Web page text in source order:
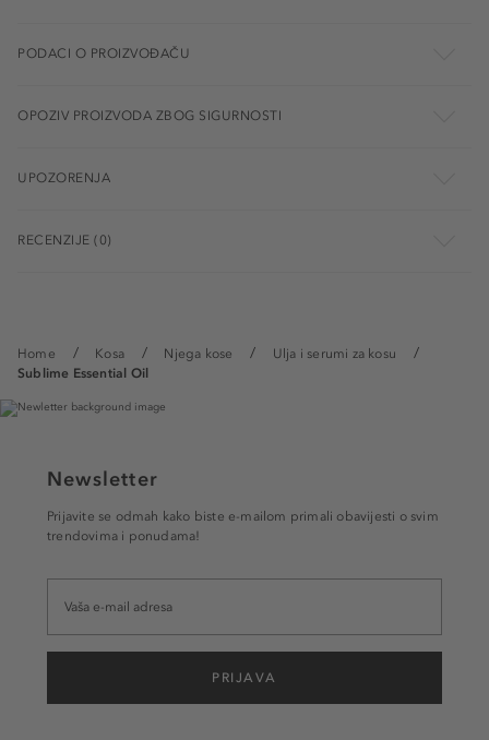
Home Kosa Njega kose
Ulja i serumi za kosu
Sublime Essential Oil
PODACI O PROIZVOĐAČU
OPOZIV PROIZVODA ZBOG SIGURNOSTI
UPOZORENJA
RECENZIJE (0)
Newsletter
Prijavite se odmah kako biste e-mailom primali obavijesti o svim
trendovima i ponudama!
PRIJAVA